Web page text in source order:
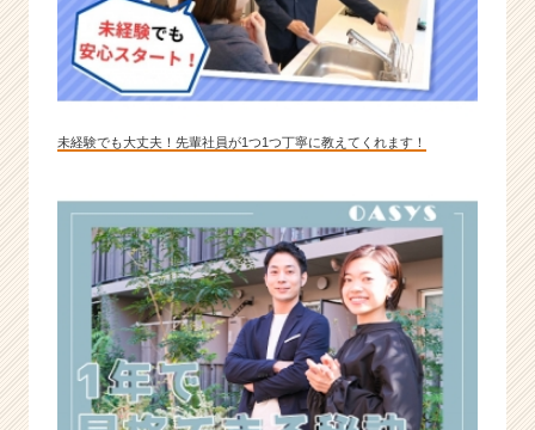
未経験でも大丈夫！先輩社員が1つ1つ丁寧に教えてくれます！